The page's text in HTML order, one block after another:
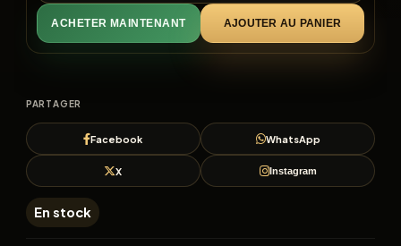
AJOUTER AU PANIER
ACHETER MAINTENANT
PARTAGER
Facebook WhatsApp
X Instagram
En stock